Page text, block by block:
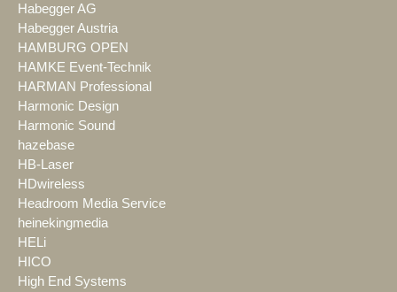
Habegger AG
Habegger Austria
HAMBURG OPEN
HAMKE Event-Technik
HARMAN Professional
Harmonic Design
Harmonic Sound
hazebase
HB-Laser
HDwireless
Headroom Media Service
heinekingmedia
HELi
HICO
High End Systems